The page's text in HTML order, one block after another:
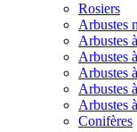
Rosiers
Arbustes
Arbustes
Arbustes
Arbustes
Arbustes
Arbustes
Conifères